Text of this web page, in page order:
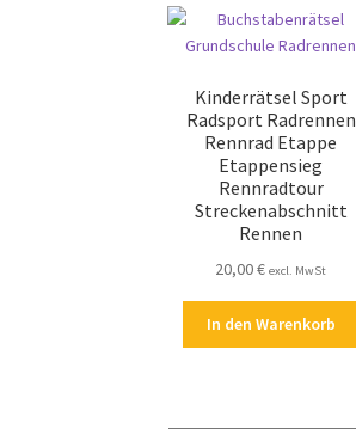
Kinderrätsel Sport
Radsport Radrennen
Rennrad Etappe
Etappensieg
Rennradtour
Streckenabschnitt
Rennen
20,00€ excl. MwSt
In den Warenkorb